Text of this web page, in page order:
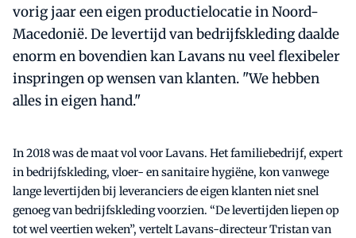
vorig jaar een eigen productielocatie in Noord-
Macedonië. De levertijd van bedrijfskleding daalde
enorm en bovendien kan Lavans nu veel flexibeler
inspringen op wensen van klanten. "We hebben
alles in eigen hand."
In 2018 was de maat vol voor Lavans. Het familiebedrijf, expert
in bedrijfskleding, vloer- en sanitaire hygiëne, kon vanwege
lange levertijden bij leveranciers de eigen klanten niet snel
genoeg van bedrijfskleding voorzien. “De levertijden liepen op
tot wel veertien weken”, vertelt Lavans-directeur Tristan van